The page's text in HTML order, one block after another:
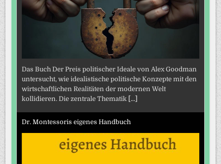
Das Buch Der Preis politischer Ideale von Alex Goodman
untersucht, wie idealistische politische Konzepte mit den
wirtschaftlichen Realitäten der modernen Welt
kollidieren. Die zentrale Thematik [...]
Dr. Montessoris eigenes Handbuch